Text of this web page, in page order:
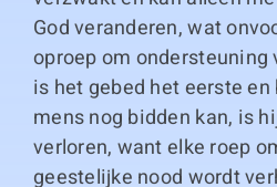
God veranderen, wat
oproep om ondersteuning
is het gebed het eerste
mens nog bidden kan, is
verloren, want elke roep
geestelijke nood wordt